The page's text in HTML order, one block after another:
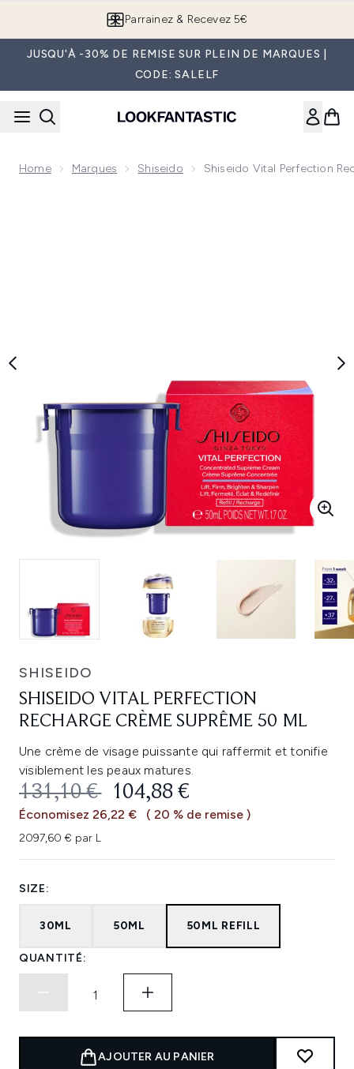
Parrainez & Recevez 5€
JUSQU'À -30% DE REMISE SUR PLEIN DE MARQUES |
CODE: SALELF
Home Marques Shiseido Shiseido Vital Perfection
SHISEIDO
SHISEIDO VITAL PERFECTION
RECHARGE CRÈME SUPRÊME 50 ML
Une crème de visage puissante qui raffermit et tonifie
visiblement les peaux matures.
PRIX DE VENTE :
131,10 € PRIX ​​ACTUEL :
104,88 €
Économisez 26,22 € ( 20 % de remise )
2097,60 € par L
SIZE:
30ML 50ML 50ML REFILL
QUANTITÉ:
AJOUTER AU PANIER